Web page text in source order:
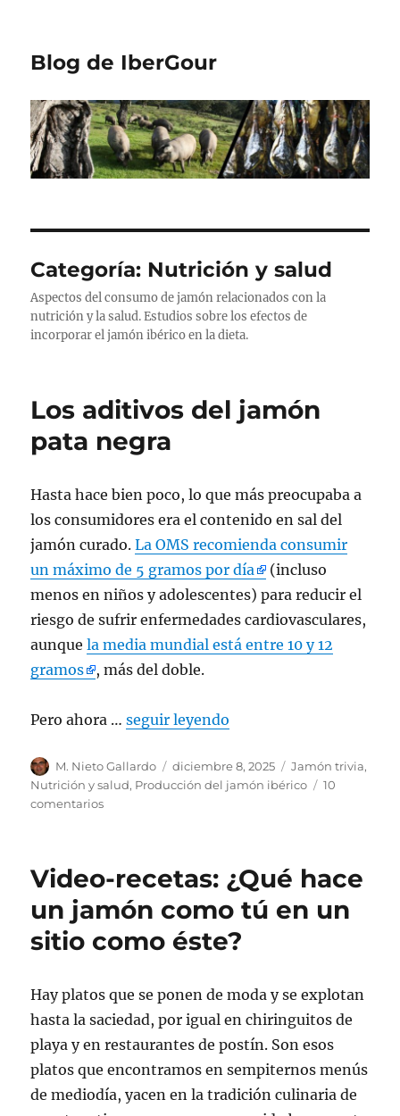
Blog de IberGour
Categoría: Nutrición y salud
Aspectos del consumo de jamón relacionados con la
nutrición y la salud. Estudios sobre los efectos de
incorporar el jamón ibérico en la dieta.
Los aditivos del jamón
pata negra
Hasta hace bien poco, lo que más preocupaba a
los consumidores era el contenido en sal del
jamón curado.La OMS recomienda consumir
un máximo de 5 gramos por día
(incluso
menos en niños y adolescentes) para reducir el
riesgo de sufrir enfermedades cardiovasculares,
aunquela media mundial está entre 10 y 12
gramos
, más del doble.
Pero ahora …seguir leyendo
Autor
M. Nieto Gallardo
Publicado
el
diciembre 8, 2025 Categorías
Jamón trivia,
Nutrición y salud, Producción del jamón ibérico
10
comentarios
jamón
pata
negra
Video-recetas: ¿Qué hace
un jamón como tú en un
sitio como éste?
Hay platos que se ponen de moda y se explotan
hasta la saciedad, por igual en chiringuitos de
playa y en restaurantes de postín. Son esos
platos que encontramos en sempiternos menús
de mediodía, yacen en la tradición culinaria de